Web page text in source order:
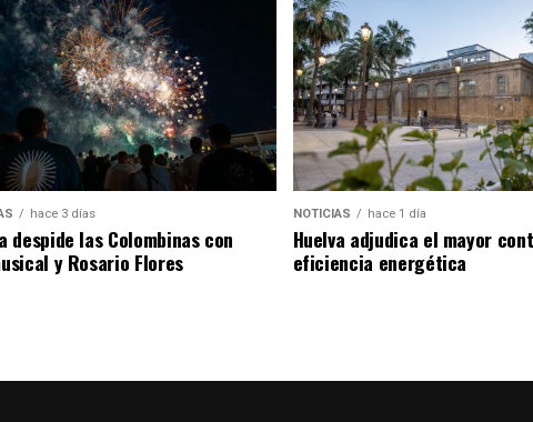
hace 3 días
despide las Colombinas con
y Rosario Flores
NOTICIAS hace 1 día
Huelva adjudica el mayor
eficiencia energética